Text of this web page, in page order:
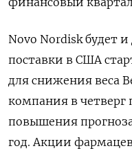
Novo Nordisk будет
поставки в США
для снижения веса
компания в четверг
повышения
год. Акции